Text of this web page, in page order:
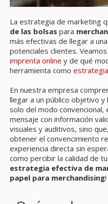
La estrategia de marketing
de las bolsas para
más efectivas de llegar a
potenciales clientes.
imprenta online y de qué
herramienta como
En nuestra empresa
llegar a un público objetivo
solo del modo convencional,
mensaje con información
visuales y auditivos, sino
obtener el convencimiento
experiencia directa sin
como percibir la calidad de
estrategia efectiva de
papel para merchandising!